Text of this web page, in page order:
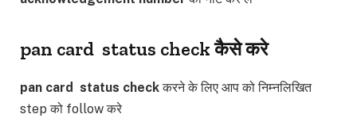
pan card status check कैसे करे
pan card status checkकरने के लिए आप को निम्नलिखित
step को follow करे